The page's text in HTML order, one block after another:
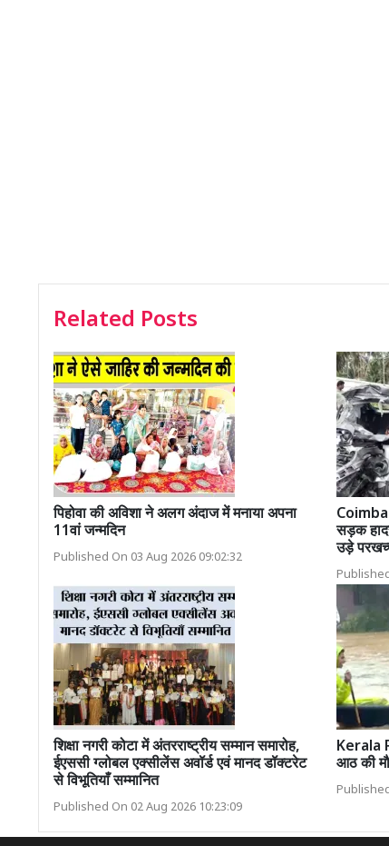
Related Posts
पिहोवा की अविशा ने अलग अंदाज में मनाया अपना
11वां जन्मदिन
Published On 03 Aug 2026 09:02:32
सड़क
उड़े
शिक्षा नगरी कोटा में अंतरराष्ट्रीय सम्मान समारोह,
ईएससी ग्लोबल एक्सीलेंस अवॉर्ड एवं मानद डॉक्टरेट
से विभूतियाँ सम्मानित
Published On 02 Aug 2026 10:23:09
Kerala
आठ की